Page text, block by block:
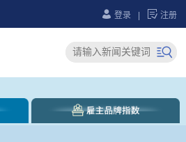
 登录  注册
